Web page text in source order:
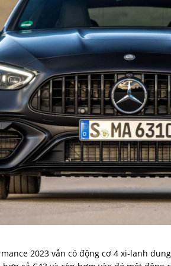
2023 vẫn có động cơ 4 xi-lanh